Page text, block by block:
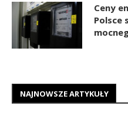
Ceny
Polsce
NAJNOWSZE ARTYKUŁY